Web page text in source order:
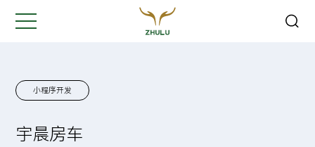
小程序开发
宇晨房车
是我们最重要的工作之一...
您的姓名:*